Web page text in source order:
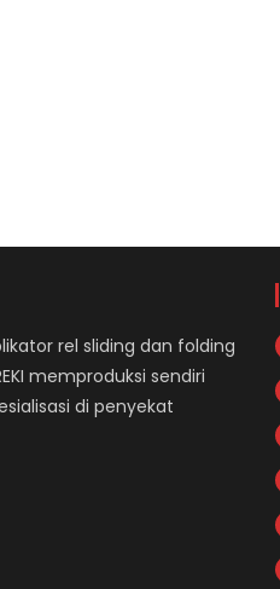
rel sliding dan folding
memproduksi sendiri
di penyekat